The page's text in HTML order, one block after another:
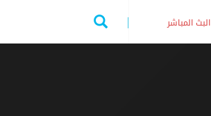
البث المباشر